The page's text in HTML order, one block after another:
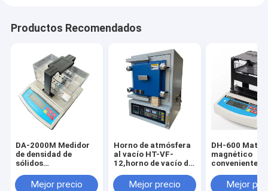
Productos Recomendados
DA-2000M Medidor
de densidad de
sólidos
de alta precisión e
Mejor precio
Horno de atmósfera
al vacío HT-VF-
12,horno de vacío de
uso en laboratorio
Mejor precio
DH-600
magnético
conveniente
eficiente
Mejor